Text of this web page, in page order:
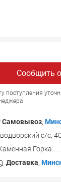
Сообщить
поступления
Самовывоз,
с/с,
Горка
Доставка,